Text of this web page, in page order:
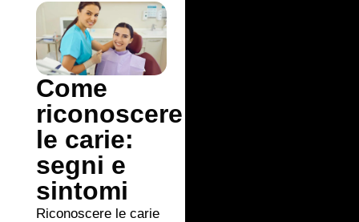
Come
riconoscere
le carie:
segni e
sintomi
Riconoscere le carie